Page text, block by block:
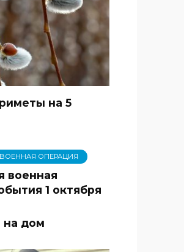
на 5
ОПЕРАЦИЯ
военная
1 октября
на дом